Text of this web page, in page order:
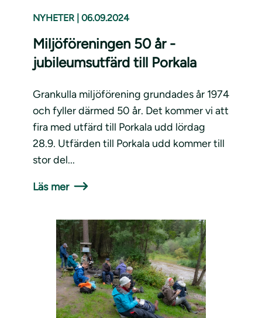
NYHETER 06.09.2024
Miljöföreningen 50 år -
jubileumsutfärd till Porkala
Grankulla miljöförening grundades år 1974
och fyller därmed 50 år. Det kommer vi att
fira med utfärd till Porkala udd lördag
28.9. Utfärden till Porkala udd kommer till
stor del...
Läs mer